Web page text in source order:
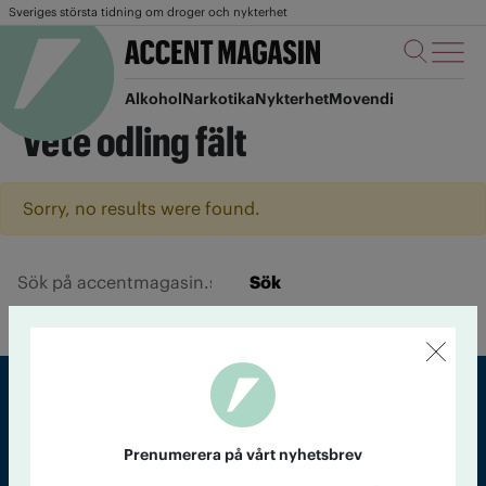
Sveriges största tidning om droger och nykterhet
AlkoholNarkotikaNykterhetMovendi
Vete odling fält
Sorry, no results were found.
Sök
Prenumerera på vårt nyhetsbrev